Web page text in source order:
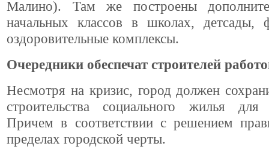
Малино). Там же построены
начальных классов в школах, детсады,
оздоровительные комплексы.
Очередники обеспечат строителей
Несмотря на кризис, город должен
строительства социального жилья для
Причем в соответствии с решением
пределах городской черты.